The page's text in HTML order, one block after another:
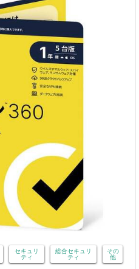
セキュリ
ティ
総合セキュリ
ティ
その
他